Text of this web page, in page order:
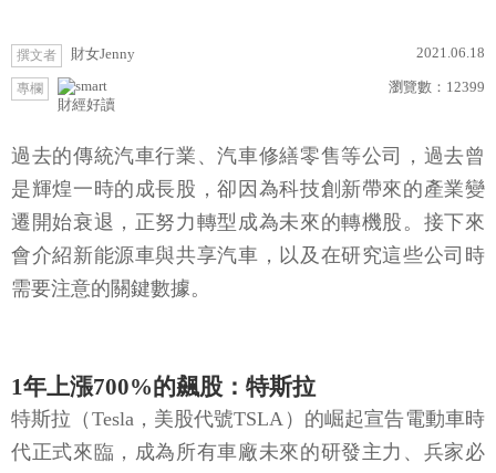
撰文者 財女Jenny 2021.06.18
專欄
財經好讀
瀏覽數： 12399
過去的傳統汽車行業、汽車修繕零售等公司，過去曾
是輝煌一時的成長股，卻因為科技創新帶來的產業變
遷開始衰退，正努力轉型成為未來的轉機股。接下來
會介紹新能源車與共享汽車，以及在研究這些公司時
需要注意的關鍵數據。
1年上漲700%的飆股：特斯拉
特斯拉（Tesla，美股代號TSLA）的崛起宣告電動車時
代正式來臨，成為所有車廠未來的研發主力、兵家必